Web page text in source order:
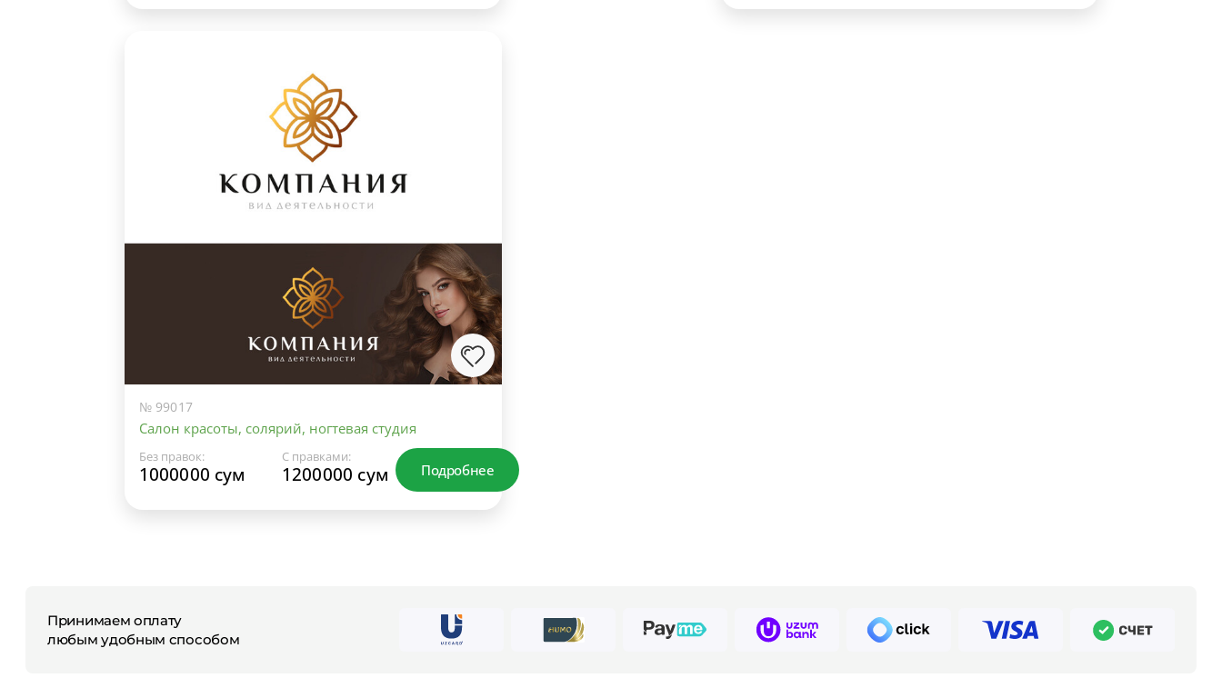
№ 99017
Салон красоты, солярий, ногтевая студия
Без правок:
1000000 сум
С правками:
1200000 сум Подробнее
Принимаем оплату
любым удобным способом